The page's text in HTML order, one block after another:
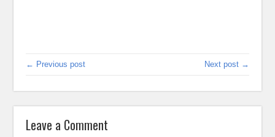
← Previous post Next post →
Leave a Comment